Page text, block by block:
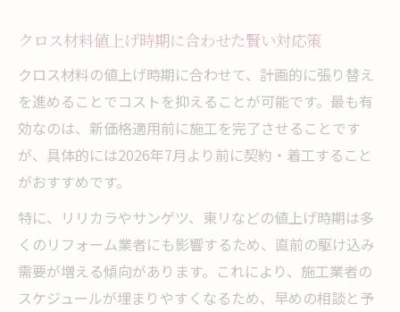
クロス材料値上げ時期に合わせた賢い対応策
クロス材料の値上げ時期に合わせて、計画的に張り替え
を進めることでコストを抑えることが可能です。最も有
効なのは、新価格適用前に施工を完了させることです
が、具体的には2026年7月より前に契約・着工すること
がおすすめです。
特に、リリカラやサンゲツ、東リなどの値上げ時期は多
くのリフォーム業者にも影響するため、直前の駆け込み
需要が増える傾向があります。これにより、施工業者の
スケジュールが埋まりやすくなるため、早めの相談と予